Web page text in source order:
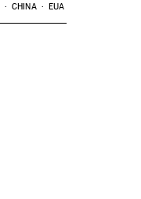
CHINA EUA